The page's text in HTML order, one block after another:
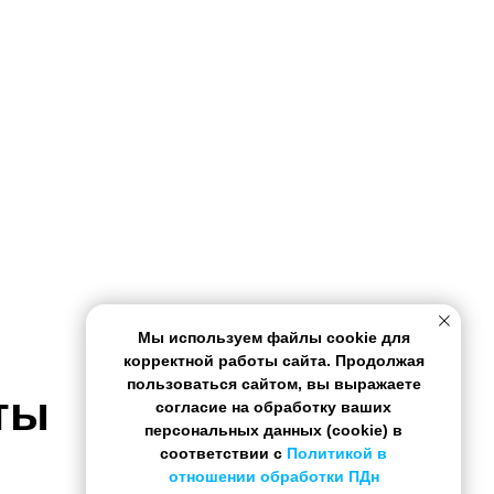
Мы используем файлы cookie для
корректной работы сайта. Продолжая
пользоваться сайтом, вы выражаете
согласие на обработку ваших
персональных данных (cookie) в
соответствии с Политикой в
отношении обработки ПДн